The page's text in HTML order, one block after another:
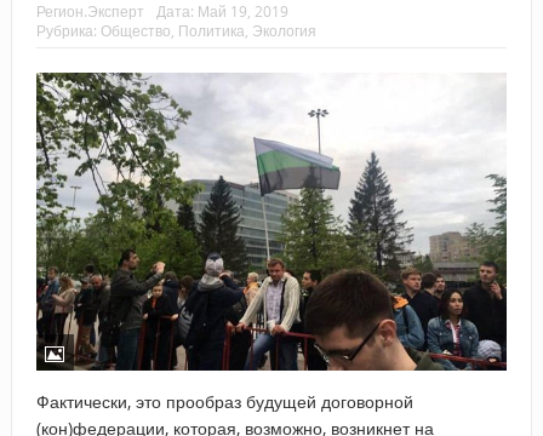
Регион.Эксперт Дата: Май 19, 2019
Рубрика: Общество, Политика, Экология
Фактически, это прообраз будущей договорной
(кон)федерации, которая, возможно, возникнет на